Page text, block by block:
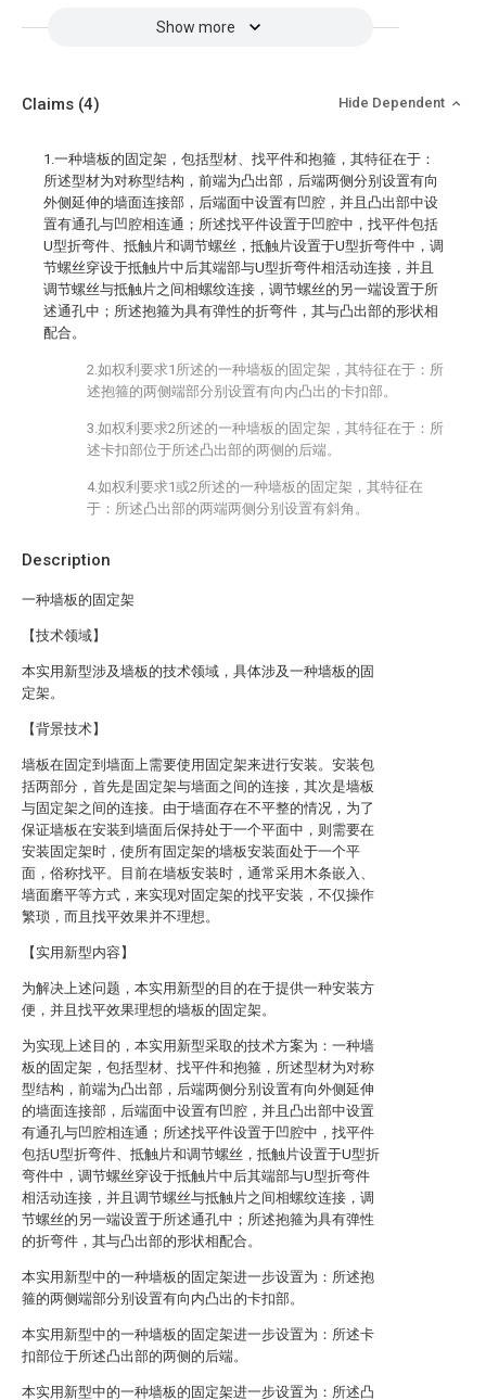
Show more
Description
一种墙板的固定架
【技术领域】
本实用新型涉及墙板的技术领域，具体涉及一种墙板的固
定架。
【背景技术】
墙板在固定到墙面上需要使用固定架来进行安装。安装包
括两部分，首先是固定架与墙面之间的连接，其次是墙板
与固定架之间的连接。由于墙面存在不平整的情况，为了
保证墙板在安装到墙面后保持处于一个平面中，则需要在
安装固定架时，使所有固定架的墙板安装面处于一个平
面，俗称找平。目前在墙板安装时，通常采用木条嵌入、
墙面磨平等方式，来实现对固定架的找平安装，不仅操作
繁琐，而且找平效果并不理想。
【实用新型内容】
为解决上述问题，本实用新型的目的在于提供一种安装方
便，并且找平效果理想的墙板的固定架。
为实现上述目的，本实用新型采取的技术方案为：一种墙
板的固定架，包括型材、找平件和抱箍，所述型材为对称
型结构，前端为凸出部，后端两侧分别设置有向外侧延伸
的墙面连接部，后端面中设置有凹腔，并且凸出部中设置
有通孔与凹腔相连通；所述找平件设置于凹腔中，找平件
包括U型折弯件、抵触片和调节螺丝，抵触片设置于U型折
弯件中，调节螺丝穿设于抵触片中后其端部与U型折弯件
相活动连接，并且调节螺丝与抵触片之间相螺纹连接，调
节螺丝的另一端设置于所述通孔中；所述抱箍为具有弹性
的折弯件，其与凸出部的形状相配合。
本实用新型中的一种墙板的固定架进一步设置为：所述抱
箍的两侧端部分别设置有向内凸出的卡扣部。
本实用新型中的一种墙板的固定架进一步设置为：所述卡
扣部位于所述凸出部的两侧的后端。
本实用新型中的一种墙板的固定架进一步设置为：所述凸
Claims (4) Hide Dependent
1.一种墙板的固定架，包括型材、找平件和抱箍，其特征在于：
所述型材为对称型结构，前端为凸出部，后端两侧分别设置有向
外侧延伸的墙面连接部，后端面中设置有凹腔，并且凸出部中设
置有通孔与凹腔相连通；所述找平件设置于凹腔中，找平件包括
U型折弯件、抵触片和调节螺丝，抵触片设置于U型折弯件中，调
节螺丝穿设于抵触片中后其端部与U型折弯件相活动连接，并且
调节螺丝与抵触片之间相螺纹连接，调节螺丝的另一端设置于所
述通孔中；所述抱箍为具有弹性的折弯件，其与凸出部的形状相
配合。
2.如权利要求1所述的一种墙板的固定架，其特征在于：所
述抱箍的两侧端部分别设置有向内凸出的卡扣部。
3.如权利要求2所述的一种墙板的固定架，其特征在于：所
述卡扣部位于所述凸出部的两侧的后端。
4.如权利要求1或2所述的一种墙板的固定架，其特征在
于：所述凸出部的两端两侧分别设置有斜角。